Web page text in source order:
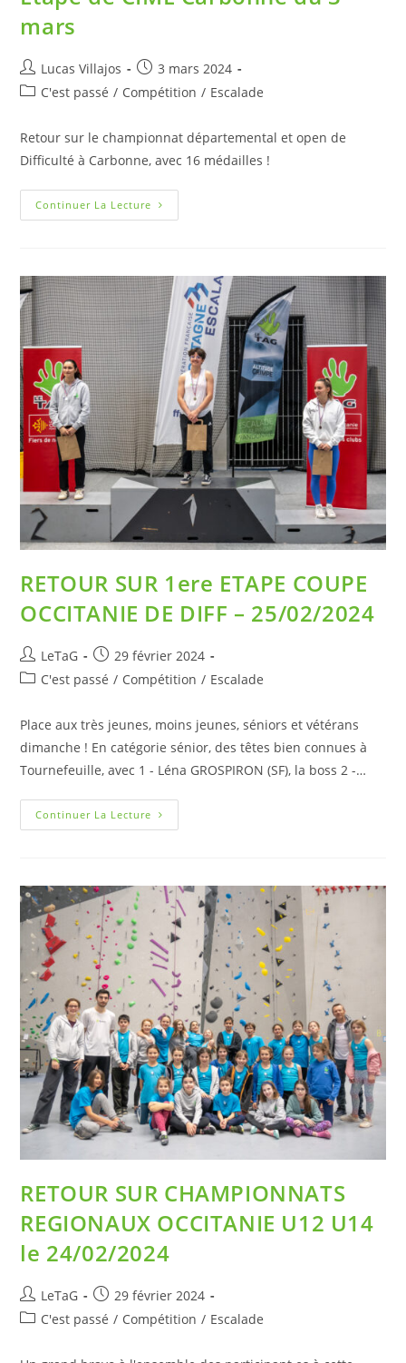
mars
Lucas Villajos
3 mars 2024
C'est passé / Compétition / Escalade
Retour sur le championnat départemental et open de
Difficulté à Carbonne, avec 16 médailles !
Continuer La Lecture
RETOUR SUR 1ere ETAPE COUPE
OCCITANIE DE DIFF – 25/02/2024
LeTaG
29 février 2024
C'est passé / Compétition / Escalade
Place aux très jeunes, moins jeunes, séniors et vétérans
dimanche ! En catégorie sénior, des têtes bien connues à
Tournefeuille, avec 1 - Léna GROSPIRON (SF), la boss 2 -…
Continuer La Lecture
RETOUR SUR CHAMPIONNATS
REGIONAUX OCCITANIE U12 U14
le 24/02/2024
LeTaG
29 février 2024
C'est passé / Compétition / Escalade